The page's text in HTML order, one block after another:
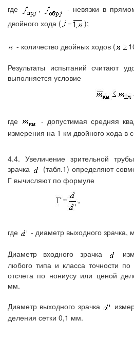
где , - невязки в
двойного хода (
= );
- количество двойных ходов (
Результаты испытаний считают
выполняется условие
,
где
- допустимая средняя
измерения на 1 км двойного хода в
4.4. Увеличение зрительной
зрачка
(табл.1) определяют
Г вычисляют по формуле
,
где - диаметр выходного зрачка,
Диаметр входного зрачка
любого типа и класса точности
отсчета по нониусу или ценой
мм.
Диаметр выходного зрачка
деления сетки 0,1 мм.